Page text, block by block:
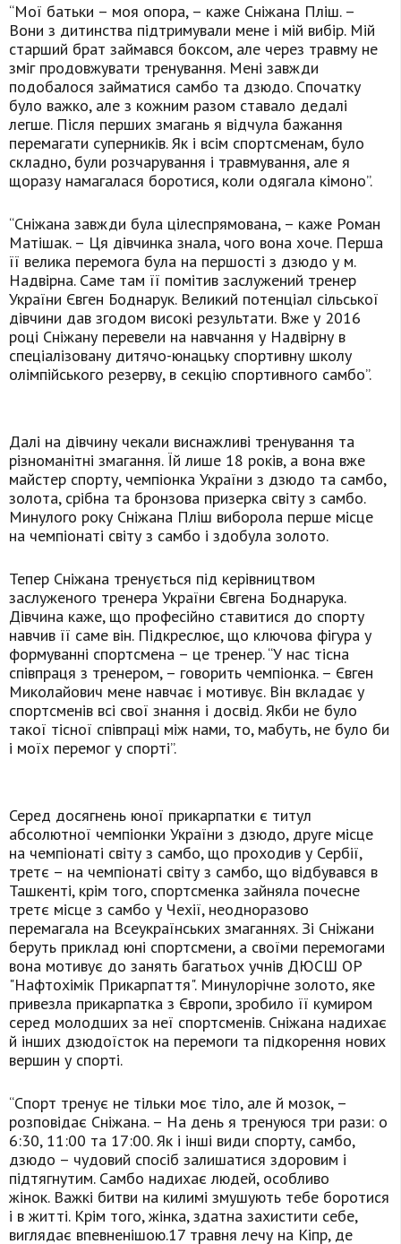
“Мої батьки – моя опора, – каже Сніжана Пліш. –
Вони з дитинства підтримували мене і мій вибір. Мій
старший брат займався боксом, але через травму не
зміг продовжувати тренування. Мені завжди
подобалося займатися самбо та дзюдо. Спочатку
було важко, але з кожним разом ставало дедалі
легше. Після перших змагань я відчула бажання
перемагати суперників. Як і всім спортсменам, було
складно, були розчарування і травмування, але я
щоразу намагалася боротися, коли одягала кімоно”.
“Сніжана завжди була цілеспрямована, – каже Роман
Матішак. – Ця дівчинка знала, чого вона хоче. Перша
її велика перемога була на першості з дзюдо у м.
Надвірна. Саме там її помітив заслужений тренер
України Євген Боднарук. Великий потенціал сільської
дівчини дав згодом високі результати. Вже у 2016
році Сніжану перевели на навчання у Надвірну в
спеціалізовану дитячо-юнацьку спортивну школу
олімпійського резерву, в секцію спортивного самбо”.
Далі на дівчину чекали виснажливі тренування та
різноманітні змагання. Їй лише 18 років, а вона вже
майстер спорту, чемпіонка України з дзюдо та самбо,
золота, срібна та бронзова призерка світу з самбо.
Минулого року Сніжана Пліш виборола перше місце
на чемпіонаті світу з самбо і здобула золото.
Тепер Сніжана тренується під керівництвом
заслуженого тренера України Євгена Боднарука.
Дівчина каже, що професійно ставитися до спорту
навчив її саме він. Підкреслює, що ключова фігура у
формуванні спортсмена – це тренер. “У нас тісна
співпраця з тренером, – говорить чемпіонка. – Євген
Миколайович мене навчає і мотивує. Він вкладає у
спортсменів всі свої знання і досвід. Якби не було
такої тісної співпраці між нами, то, мабуть, не було би
і моїх перемог у спорті”.
Серед досягнень юної прикарпатки є титул
абсолютної чемпіонки України з дзюдо, друге місце
на чемпіонаті світу з самбо, що проходив у Сербії,
третє – на чемпіонаті світу з самбо, що відбувався в
Ташкенті, крім того, спортсменка зайняла почесне
третє місце з самбо у Чехії, неодноразово
перемагала на Всеукраїнських змаганнях. Зі Сніжани
беруть приклад юні спортсмени, а своїми перемогами
вона мотивує до занять багатьох учнів ДЮСШ ОР
"Нафтохімік Прикарпаття". Минулорічне золото, яке
привезла прикарпатка з Європи, зробило її кумиром
серед молодших за неї спортсменів. Сніжана надихає
й інших дзюдоїсток на перемоги та підкорення нових
вершин у спорті.
“Спорт тренує не тільки моє тіло, але й мозок, –
розповідає Сніжана. – На день я тренуюся три рази: о
6:30, 11:00 та 17:00. Як і інші види спорту, самбо,
дзюдо – чудовий спосіб залишатися здоровим і
підтягнутим. Самбо надихає людей, особливо
жінок. Важкі битви на килимі змушують тебе боротися
і в житті. Крім того, жінка, здатна захистити себе,
виглядає впевненішою.17 травня лечу на Кіпр, де